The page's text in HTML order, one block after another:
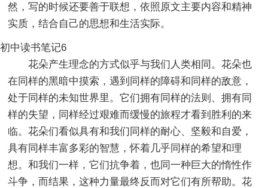
然，写的时候还要善于联想，依照原文主要内容和精神
实质，结合自己的思想和生活实际。
初中读书笔记6
花朵产生理念的方式似乎与我们人类相同。花朵也
在同样的黑暗中摸索，遇到同样的障碍和同样的敌意，
处于同样的未知世界里。它们拥有同样的法则、拥有同
样的失望，同样经过艰难而缓慢的旅程才看到胜利的来
临。花朵们看似具有和我们同样的耐心、坚毅和自爱，
具有同样丰富多彩的智慧，怀着几乎同样的希望和理
想。和我们一样，它们抗争着，也同一种巨大的惰性作
斗争，而结果，这种力量最终反而对它们有所帮助。花